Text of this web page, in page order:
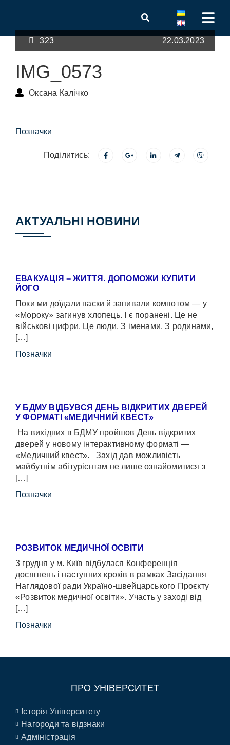
323 22.03.2023
IMG_0573
Оксана Калічко
Позначки
Поділитись:
АКТУАЛЬНІ НОВИНИ
ЕВАКУАЦІЯ = ЖИТТЯ. ДОПОМОЖИ КУПИТИ
ЙОГО
Поки ми доїдали паски й запивали компотом — у
«Мороку» загинув хлопець. І є поранені. Це не
військові цифри. Це люди. З іменами. З родинами,
[…]
Позначки
У БДМУ ВІДБУВСЯ ДЕНЬ ВІДКРИТИХ ДВЕРЕЙ
У ФОРМАТІ «МЕДИЧНИЙ КВЕСТ»
На вихідних в БДМУ пройшов День відкритих
дверей у новому інтерактивному форматі —
«Медичний квест». Захід дав можливість
майбутнім абітурієнтам не лише ознайомитися з
[…]
Позначки
РОЗВИТОК МЕДИЧНОЇ ОСВІТИ
3 грудня у м. Київ відбулася Конференція
досягнень і наступних кроків в рамках Засідання
Наглядової ради Україно-швейцарського Проєкту
«Розвиток медичної освіти». Участь у заході від
[…]
Позначки
ПРО УНІВЕРСИТЕТ
Історія Університету
Нагороди та відзнаки
Адміністрація